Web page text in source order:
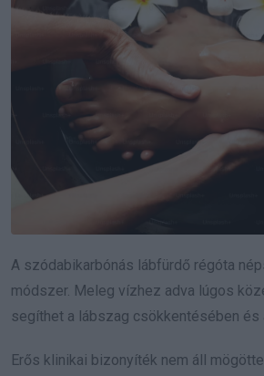
A szódabikarbónás lábfürdő régóta
módszer. Meleg vízhez adva lúgos
segíthet a lábszag csökkentésében és
Erős klinikai bizonyíték nem áll